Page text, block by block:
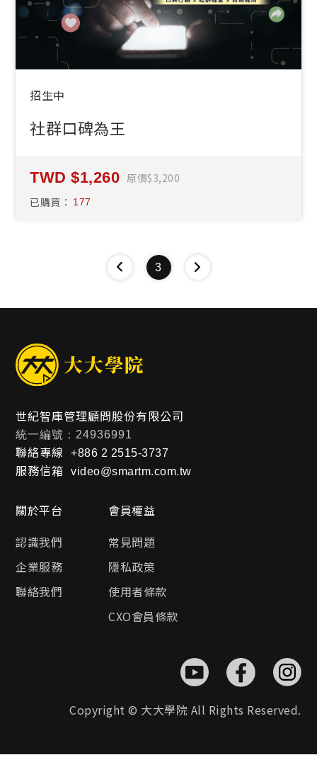
招生中
社群口碑為王
1,260 原價 3,200
已購買：
177
3
世紀智庫管理顧問股份有限公司
統一編號：24936991
聯絡專線 +886 2 2515-3737
服務信箱 video@smartm.com.tw
關於平台
認識我們
企業服務
聯絡我們
會員權益
常見問題
隱私政策
使用者條款
CXO會員條款
Copyright © 大大學院 All Rights Reserved.